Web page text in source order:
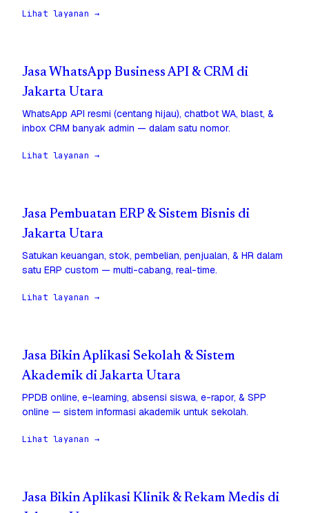
Lihat layanan →
Jasa WhatsApp Business API & CRM di
Jakarta Utara
WhatsApp API resmi (centang hijau), chatbot WA, blast, &
inbox CRM banyak admin — dalam satu nomor.
Lihat layanan →
Jasa Pembuatan ERP & Sistem Bisnis di
Jakarta Utara
Satukan keuangan, stok, pembelian, penjualan, & HR dalam
satu ERP custom — multi-cabang, real-time.
Lihat layanan →
Jasa Bikin Aplikasi Sekolah & Sistem
Akademik di Jakarta Utara
PPDB online, e-learning, absensi siswa, e-rapor, & SPP
online — sistem informasi akademik untuk sekolah.
Lihat layanan →
Jasa Bikin Aplikasi Klinik & Rekam Medis di